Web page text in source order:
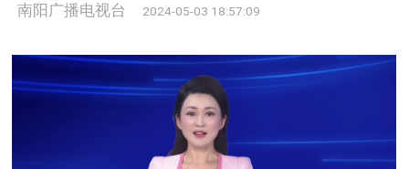
南阳广播电视台 2024-05-03 18:57:09